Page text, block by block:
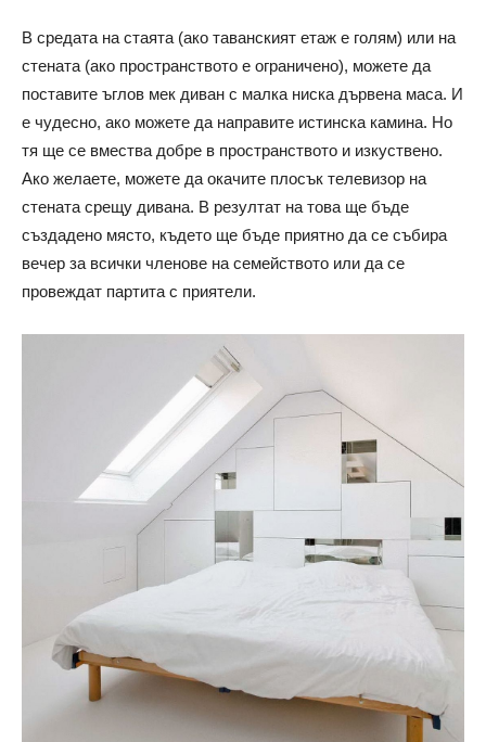
В средата на стаята (ако таванският етаж е голям) или на
стената (ако пространството е ограничено), можете да
поставите ъглов мек диван с малка ниска дървена маса. И
е чудесно, ако можете да направите истинска камина. Но
тя ще се вмества добре в пространството и изкуствено.
Ако желаете, можете да окачите плосък телевизор на
стената срещу дивана. В резултат на това ще бъде
създадено място, където ще бъде приятно да се събира
вечер за всички членове на семейството или да се
провеждат партита с приятели.